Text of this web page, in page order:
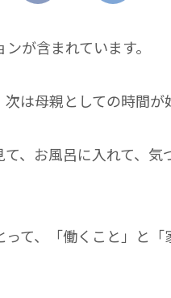
が含まれています。
は母親としての時間が
、お風呂に入れて、
て、「働くこと」と